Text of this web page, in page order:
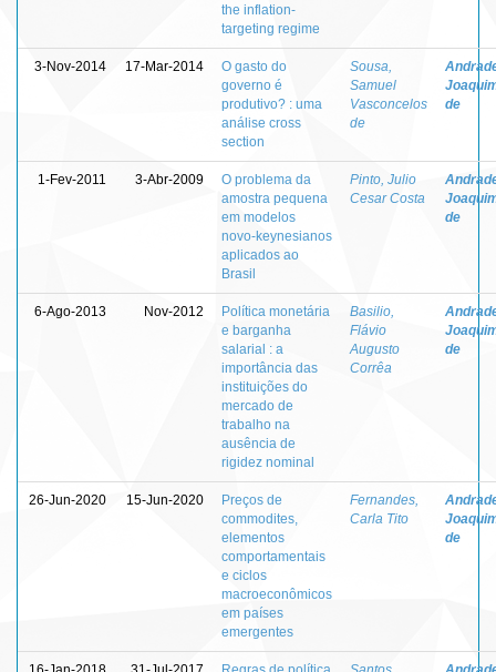
the inflation-
targeting regime
3-Nov-2014 17-Mar-2014
O gasto do
governo é
produtivo? : uma
análise cross
section
Sousa,
Samuel
Vasconcelos
de
de
1-Fev-2011 3-Abr-2009
O problema da
amostra pequena
em modelos
novo-keynesianos
aplicados ao
Brasil
Pinto, Julio
Cesar Costa
de
6-Ago-2013 Nov-2012
Política monetária
e barganha
salarial : a
importância das
instituições do
mercado de
trabalho na
ausência de
rigidez nominal
Basilio,
Flávio
Augusto
Corrêa
de
26-Jun-2020 15-Jun-2020
Preços de
commodites,
elementos
comportamentais
e ciclos
macroeconômicos
em países
emergentes
Fernandes,
Carla Tito
de